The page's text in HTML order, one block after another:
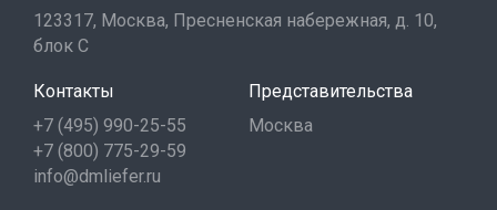
123317, Москва, Пресненская набережная, д. 10,
блок С
Контакты
+7 (495) 990-25-55
+7 (800) 775-29-59
info@dmliefer.ru
Представительства
Москва